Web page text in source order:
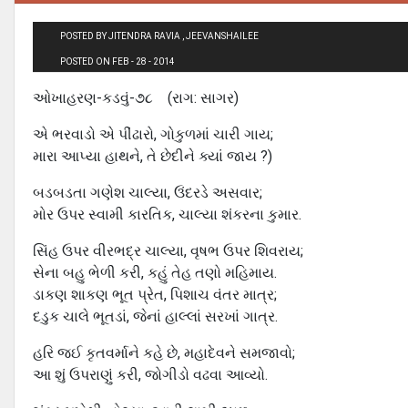
POSTED BY JITENDRA RAVIA , JEEVANSHAILEE
POSTED ON FEB - 28 - 2014
ઓખાહરણ-કડવું-૭૮ (રાગ: સાગર)
એ ભરવાડો એ પીંઢારો, ગોકુળમાં ચારી ગાય;
મારા આપ્યા હાથને, તે છેદીને ક્યાં જાય ?)
બડબડતા ગણેશ ચાલ્યા, ઉંદરડે અસવાર;
મોર ઉપર સ્વામી કારતિક, ચાલ્યા શંકરના કુમાર.
સિંહ ઉપર વીરભદ્ર ચાલ્યા, વૃષભ ઉપર શિવરાય;
સેના બહુ ભેળી કરી, કહું તેહ તણો મહિમાય.
ડાકણ શાકણ ભૂત પ્રેત, પિશાચ વંતર માત્ર;
દડુક ચાલે ભૂતડાં, જેનાં હાલ્લાં સરખાં ગાત્ર.
હરિ જઈ કૃતવર્માને કહે છે, મહાદેવને સમજાવો;
આ શું ઉપરાણું કરી, જોગીડો વઢવા આવ્યો.